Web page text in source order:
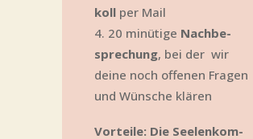
kollper Mail
20 minü­ti­ge Nach­be­
spre­chung, bei der wir
dei­ne noch offe­nen Fra­gen
und Wün­sche klären
Vor­tei­le: Die See­len­kom­